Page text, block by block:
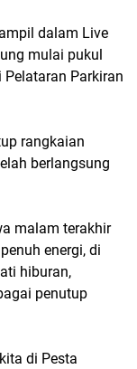
dalam Live
mulai pukul
Pelataran Parkiran
rangkaian
berlangsung
malam terakhir
energi, di
hiburan,
penutup
di Pesta